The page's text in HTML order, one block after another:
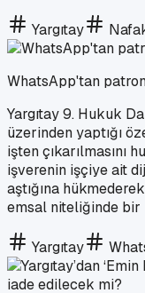
Yargıtay
WhatsApp'tan
Yargıtay 9. Hukuk
üzerinden yaptığı
işten çıkarılmasını
işverenin işçiye ait
aştığına
emsal niteliğinde bir
Yargıtay